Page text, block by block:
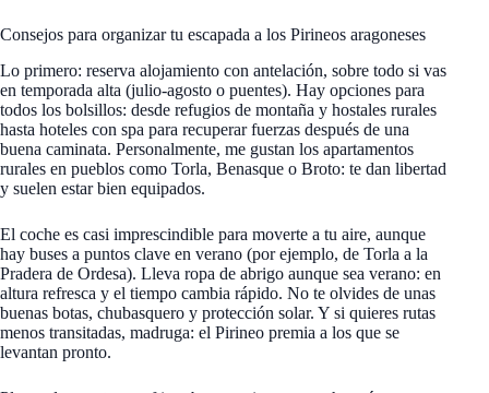
Consejos para organizar tu escapada a los Pirineos aragoneses
Lo primero: reserva alojamiento con antelación, sobre todo si vas
en temporada alta (julio-agosto o puentes). Hay opciones para
todos los bolsillos: desde refugios de montaña y hostales rurales
hasta hoteles con spa para recuperar fuerzas después de una
buena caminata. Personalmente, me gustan los apartamentos
rurales en pueblos como Torla, Benasque o Broto: te dan libertad
y suelen estar bien equipados.
El coche es casi imprescindible para moverte a tu aire, aunque
hay buses a puntos clave en verano (por ejemplo, de Torla a la
Pradera de Ordesa). Lleva ropa de abrigo aunque sea verano: en
altura refresca y el tiempo cambia rápido. No te olvides de unas
buenas botas, chubasquero y protección solar. Y si quieres rutas
menos transitadas, madruga: el Pirineo premia a los que se
levantan pronto.